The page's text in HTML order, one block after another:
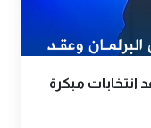
انتخابات مبكرة